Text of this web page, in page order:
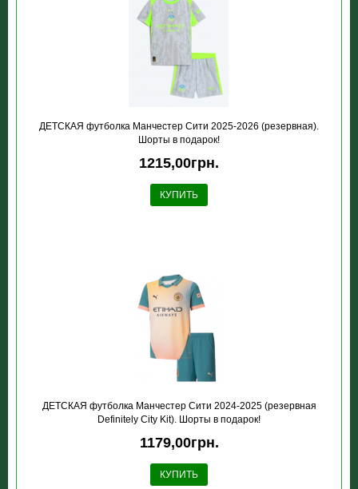
ДЕТСКАЯ футболка Манчестер Сити 2025-2026 (резервная).
Шорты в подарок!
1215,00грн.
КУПИТЬ
ДЕТСКАЯ футболка Манчестер Сити 2024-2025 (резервная
Definitely City Kit). Шорты в подарок!
1179,00грн.
КУПИТЬ